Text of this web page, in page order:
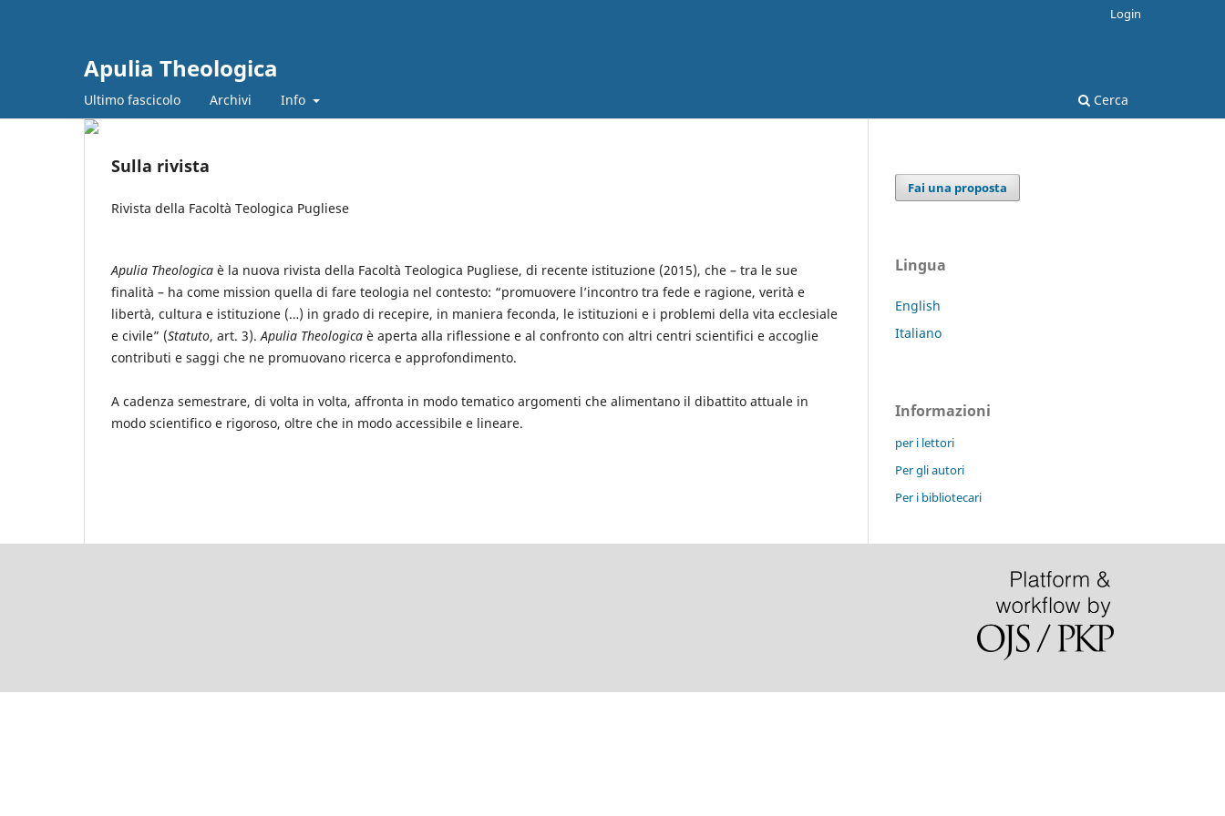
Apulia Theologica
Ultimo fascicolo Archivi Info Cerca
Login
Sulla rivista
Rivista della Facoltà Teologica Pugliese
Apulia Theologica è la nuova rivista della Facoltà Teologica Pugliese, di recente istituzione (2015), che – tra le sue
finalità – ha come mission quella di fare teologia nel contesto: “promuovere l’incontro tra fede e ragione, verità e
libertà, cultura e istituzione (…) in grado di recepire, in maniera feconda, le istituzioni e i problemi della vita ecclesiale
e civile” (Statuto, art. 3).Apulia Theologica è aperta alla riflessione e al confronto con altri centri scientifici e accoglie
contributi e saggi che ne promuovano ricerca e approfondimento.
A cadenza semestrare, di volta in volta, affronta in modo tematico argomenti che alimentano il dibattito attuale in
modo scientifico e rigoroso, oltre che in modo accessibile e lineare.
Fai una proposta
Lingua
English
Italiano
Informazioni
per i lettori
Per gli autori
Per i bibliotecari